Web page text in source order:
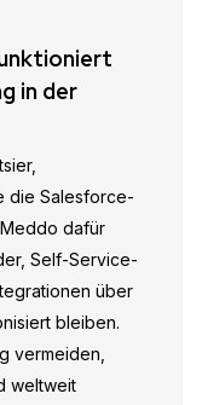
in der
die Salesforce-
dafür
Self-Service-
über
bleiben.
vermeiden,
weltweit